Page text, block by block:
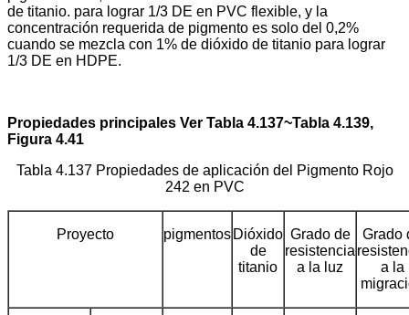
de titanio. para lograr 1/3 DE en PVC flexible, y la
concentración requerida de pigmento es solo del 0,2%
cuando se mezcla con 1% de dióxido de titanio para lograr
1/3 DE en HDPE.
Propiedades principales Ver Tabla 4.137~Tabla 4.139,
Figura 4.41
Tabla 4.137 Propiedades de aplicación del Pigmento Rojo
242 en PVC
Proyecto pigmentos Dióxido
de
titanio
Grado de
resistencia
a la luz
Grado
a la